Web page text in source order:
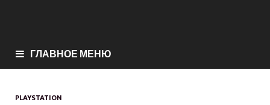
ГЛАВНОЕ МЕНЮ
PLAYSTATION